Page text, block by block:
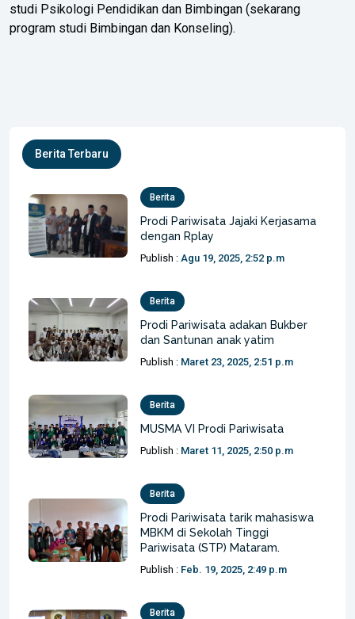
studi Psikologi Pendidikan dan Bimbingan (sekarang
program studi Bimbingan dan Konseling).
Berita Terbaru
Berita
Prodi Pariwisata Jajaki Kerjasama
dengan Rplay
Publish : Agu 19, 2025, 2:52 p.m
Berita
Prodi Pariwisata adakan Bukber
dan Santunan anak yatim
Publish : Maret 23, 2025, 2:51 p.m
Berita
MUSMA VI Prodi Pariwisata
Publish : Maret 11, 2025, 2:50 p.m
Berita
Prodi Pariwisata tarik mahasiswa
MBKM di Sekolah Tinggi
Pariwisata (STP) Mataram.
Publish : Feb. 19, 2025, 2:49 p.m
Berita